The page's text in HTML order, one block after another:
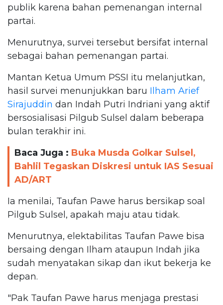
publik karena bahan pemenangan internal
partai.
Menurutnya, survei tersebut bersifat internal
sebagai bahan pemenangan partai.
Mantan Ketua Umum PSSI itu melanjutkan,
hasil survei menunjukkan baru Ilham Arief
Sirajuddin dan Indah Putri Indriani yang aktif
bersosialisasi Pilgub Sulsel dalam beberapa
bulan terakhir ini.
Baca Juga : Buka Musda Golkar Sulsel,
Bahlil Tegaskan Diskresi untuk IAS Sesuai
AD/ART
Ia menilai, Taufan Pawe harus bersikap soal
Pilgub Sulsel, apakah maju atau tidak.
Menurutnya, elektabilitas Taufan Pawe bisa
bersaing dengan Ilham ataupun Indah jika
sudah menyatakan sikap dan ikut bekerja ke
depan.
"Pak Taufan Pawe harus menjaga prestasi